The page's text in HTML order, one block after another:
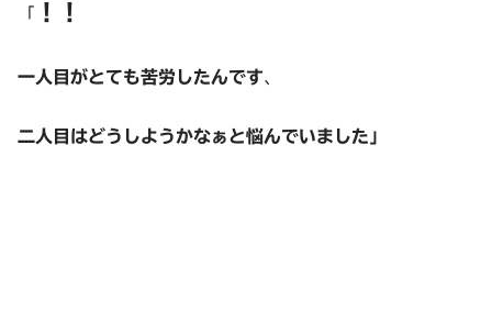
「 ！！
一人目がとても苦労したんです、
二人目はどうしようかなぁと悩んでいました」